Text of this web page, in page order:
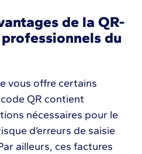
de la QR-
du
vous offre certains
QR contient
nécessaires pour le
d’erreurs de saisie
ailleurs, ces factures